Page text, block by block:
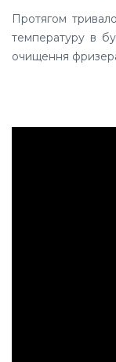
Протягом
температуру в
очищення